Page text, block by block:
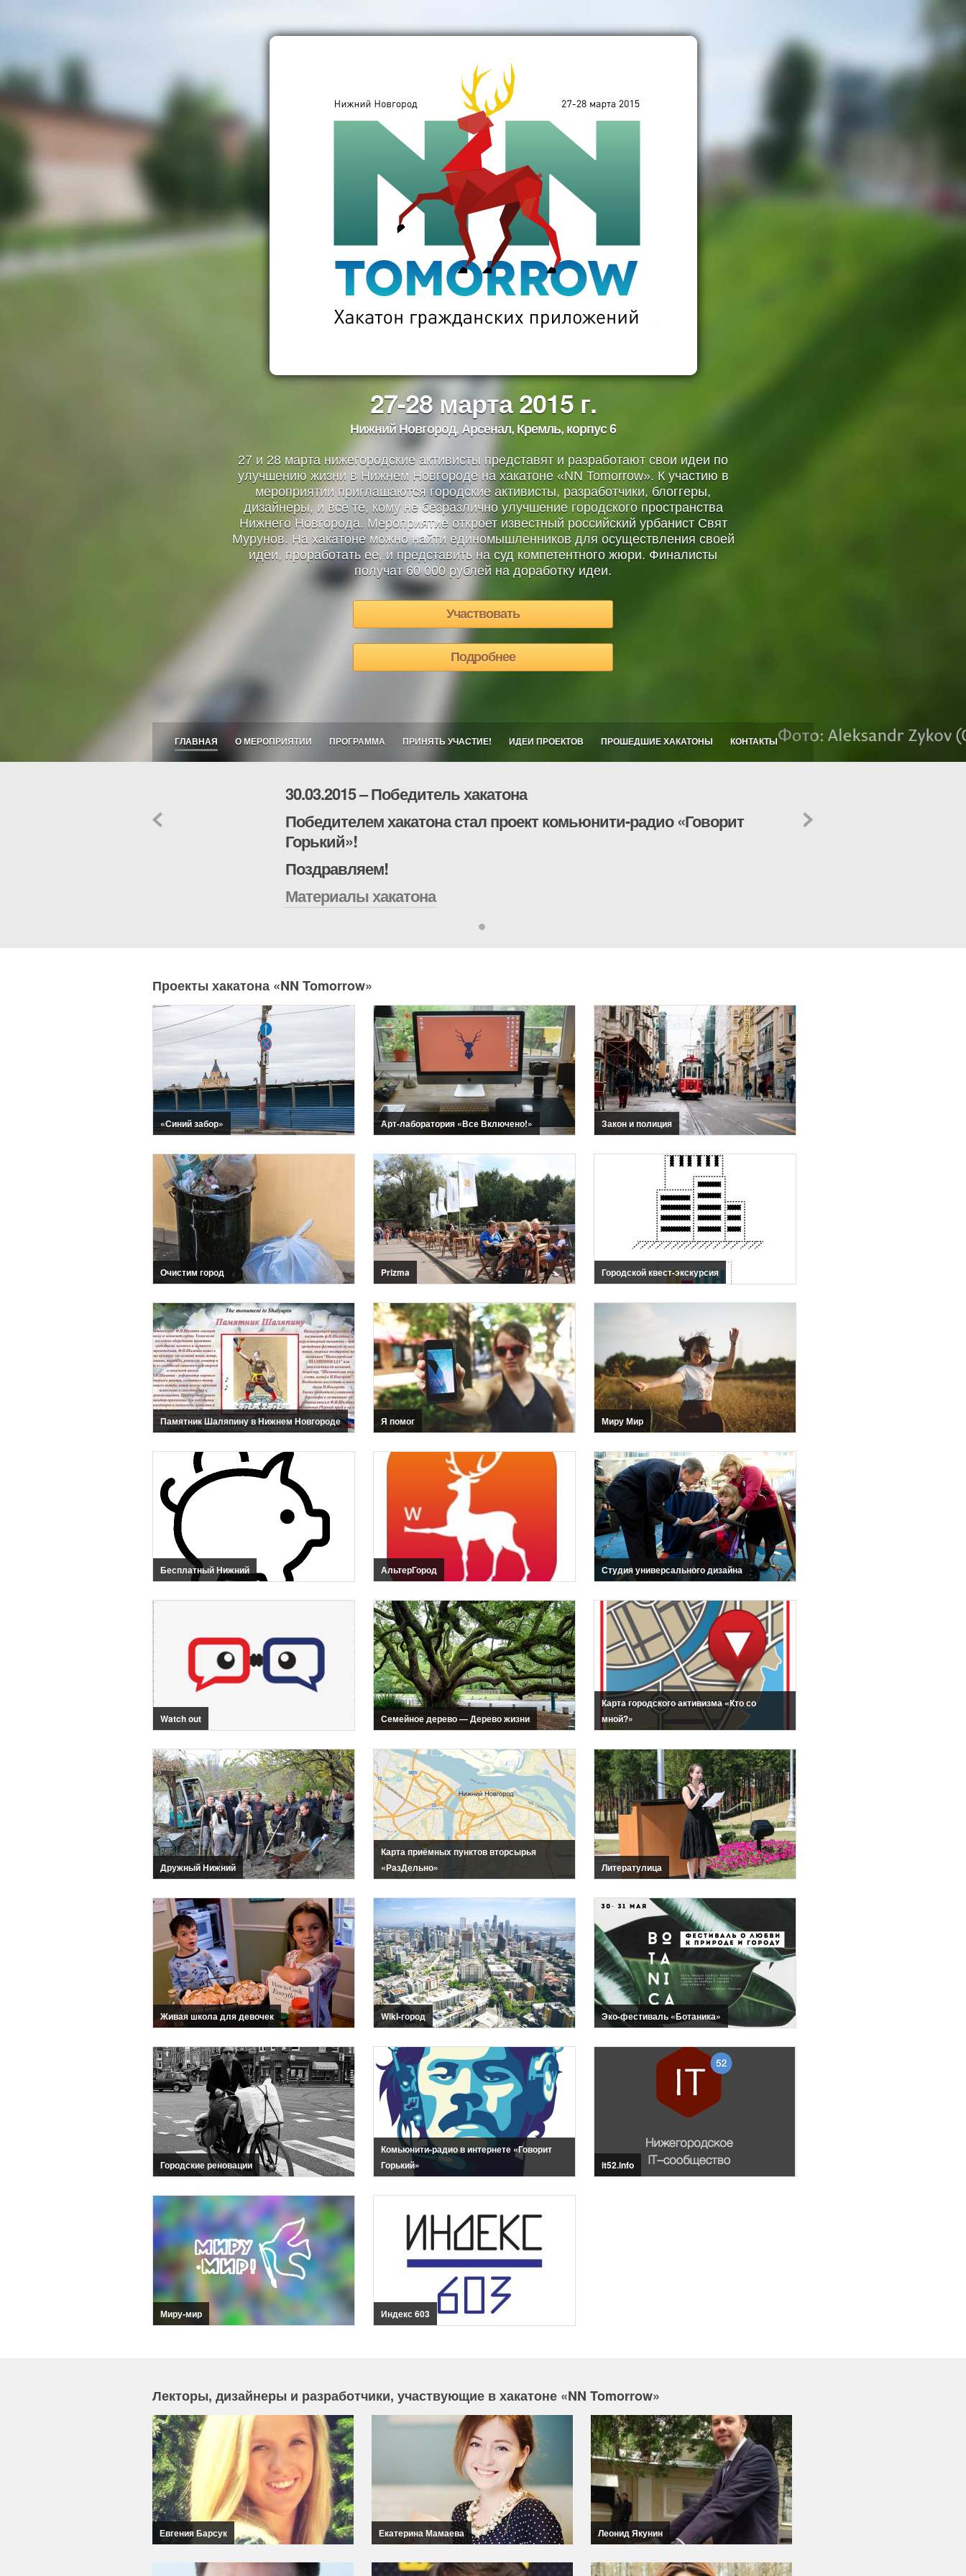
27-28 марта 2015 г.
Нижний Новгород, Арсенал, Кремль, корпус 6
27 и 28 марта нижегородские активисты представят и разработают свои идеи по
улучшению жизни в Нижнем Новгороде на хакатоне «NN Tomorrow». К участию в
мероприятии приглашаются городские активисты, разработчики, блоггеры,
дизайнеры, и все те, кому не безразлично улучшение городского пространства
Нижнего Новгорода. Мероприятие откроет известный российский урбанист Свят
Мурунов. На хакатоне можно найти единомышленников для осуществления своей
идеи, проработать ее, и представить на суд компетентного жюри. Финалисты
получат 60 000 рублей на доработку идеи.
Участвовать
Подробнее
ГЛАВНАЯ О МЕРОПРИЯТИИ ПРОГРАММА ПРИНЯТЬ УЧАСТИЕ! ИДЕИ ПРОЕКТОВ ПРОШЕДШИЕ ХАКАТОНЫ КОНТАКТЫ
30.03.2015 – Победитель хакатона
Победителем хакатона стал проект комьюнити-радио «Говорит
Горький»!
Поздравляем!
Материалы хакатона
Проекты хакатона «NN Tomorrow»
«Синий забор» Арт-лаборатория «Все Включено!» Закон и полиция
Очистим город Prizma Городской квест-экскурсия
Памятник Шаляпину в Нижнем Новгороде Я помог Миру Мир
Бесплатный Нижний АльтерГород Студия универсального дизайна
Watch out Семейное дерево — Дерево жизни
Карта городского активизма «Кто со
мной?»
Дружный Нижний
Карта приёмных пунктов вторсырья
«РазДельно»
Литератулица
Живая школа для девочек Wiki-город Эко-фестиваль «Ботаника»
Городские реновации
Комьюнити-радио в интернете «Говорит
Горький»
it52.info
Миру-мир Индекс 603
Лекторы, дизайнеры и разработчики, участвующие в хакатоне «NN Tomorrow»
Евгения Барсук Екатерина Мамаева Леонид Якунин